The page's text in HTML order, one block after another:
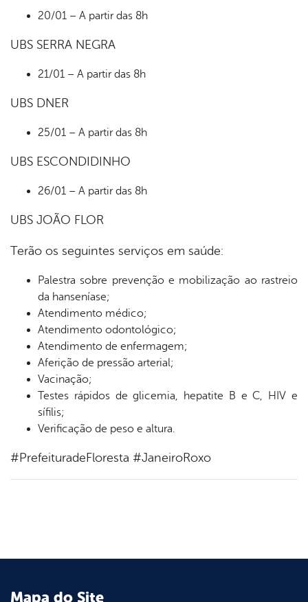
20/01 – A partir das 8h
UBS SERRA NEGRA
21/01 – A partir das 8h
UBS DNER
25/01 – A partir das 8h
UBS ESCONDIDINHO
26/01 – A partir das 8h
UBS JOÃO FLOR
Terão os seguintes serviços em saúde:
Palestra sobre prevenção e mobilização ao rastreio
da hanseníase;
Atendimento médico;
Atendimento odontológico;
Atendimento de enfermagem;
Aferição de pressão arterial;
Vacinação;
Testes rápidos de glicemia, hepatite B e C, HIV e
sífilis;
Verificação de peso e altura.
#PrefeituradeFloresta #JaneiroRoxo
Mapa do Site